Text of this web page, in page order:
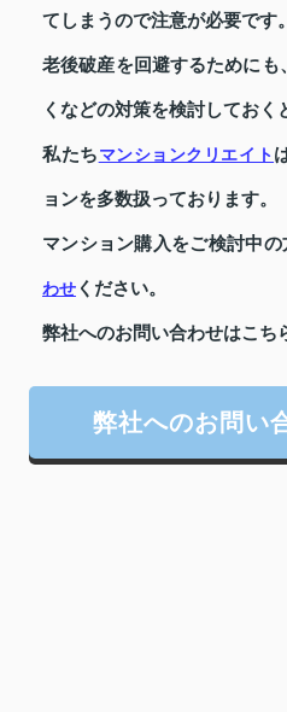
てしまうので注意が必要です。
老後破産を回避するために
くなどの対策を検討しておく
私たち マンションクリエイト
ョンを多数扱っております。
マンション購入をご検討中
わせ ください。
弊社へのお問い合わせはこち
弊社へのお問い